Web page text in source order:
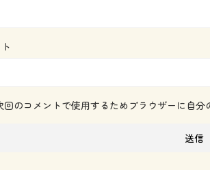
回のコメントで使用するためブラウザーに自分